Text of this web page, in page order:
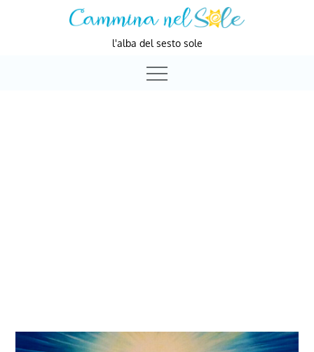
l'alba del sesto sole